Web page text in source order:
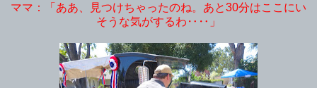
ママ：「ああ、見つけちゃったのね。あと30分はここにい
そうな気がするわ‥‥」